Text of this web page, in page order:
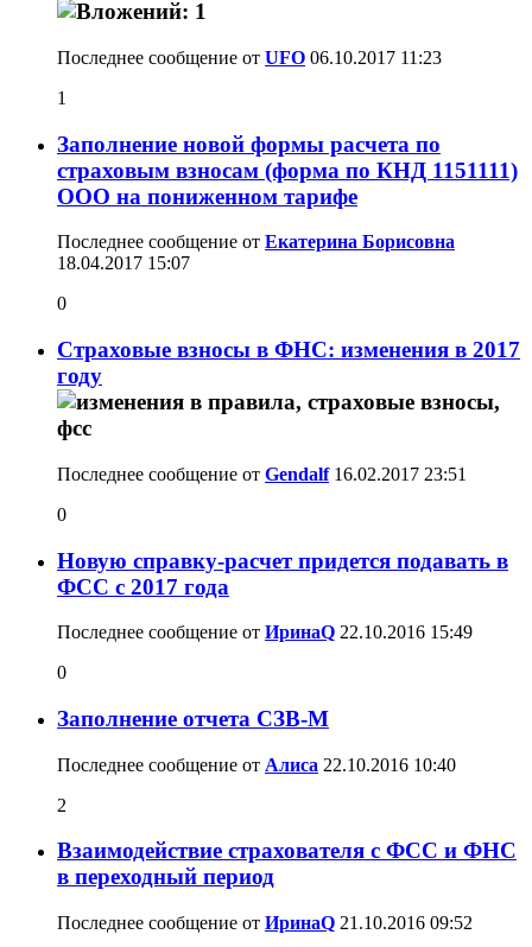
Последнее сообщение от UFO 06.10.2017 11:23
1
Заполнение новой формы расчета по
страховым взносам (форма по КНД 1151111)
ООО на пониженном тарифе
Последнее сообщение от Екатерина Борисовна
18.04.2017 15:07
0
Страховые взносы в ФНС: изменения в 2017
году
Последнее сообщение от Gendalf16.02.2017 23:51
0
Новую справку-расчет придется подавать в
ФСС с 2017 года
Последнее сообщение от ИринаQ 22.10.2016 15:49
0
Заполнение отчета СЗВ-М
Последнее сообщение от Алиса 22.10.2016 10:40
2
Взаимодействие страхователя с ФСС и ФНС
в переходный период
Последнее сообщение от ИринаQ 21.10.2016 09:52